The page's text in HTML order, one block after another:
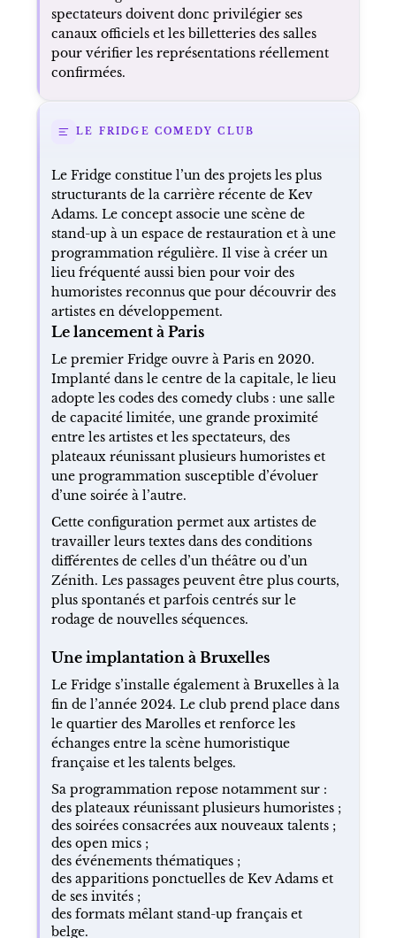
spectateurs doivent donc privilégier ses
canaux officiels et les billetteries des salles
pour vérifier les représentations réellement
confirmées.
LE FRIDGE COMEDY CLUB
Le Fridge constitue l’un des projets les plus
structurants de la carrière récente de Kev
Adams. Le concept associe une scène de
stand-up à un espace de restauration et à une
programmation régulière. Il vise à créer un
lieu fréquenté aussi bien pour voir des
humoristes reconnus que pour découvrir des
artistes en développement.
Le lancement à Paris
Le premier Fridge ouvre à Paris en 2020.
Implanté dans le centre de la capitale, le lieu
adopte les codes des comedy clubs : une salle
de capacité limitée, une grande proximité
entre les artistes et les spectateurs, des
plateaux réunissant plusieurs humoristes et
une programmation susceptible d’évoluer
d’une soirée à l’autre.
Cette configuration permet aux artistes de
travailler leurs textes dans des conditions
différentes de celles d’un théâtre ou d’un
Zénith. Les passages peuvent être plus courts,
plus spontanés et parfois centrés sur le
rodage de nouvelles séquences.
Une implantation à Bruxelles
Le Fridge s’installe également à Bruxelles à la
fin de l’année 2024. Le club prend place dans
le quartier des Marolles et renforce les
échanges entre la scène humoristique
française et les talents belges.
Sa programmation repose notamment sur :
des plateaux réunissant plusieurs humoristes ;
des soirées consacrées aux nouveaux talents ;
des open mics ;
des événements thématiques ;
des apparitions ponctuelles de Kev Adams et
de ses invités ;
des formats mêlant stand-up français et
belge.